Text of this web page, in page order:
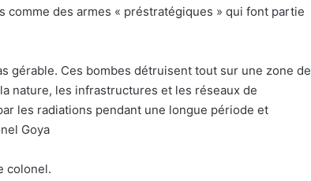
des armes « préstratégiques » qui font partie
gérable. Ces bombes détruisent tout sur une zone de
nature, les infrastructures et les réseaux de
les radiations pendant une longue période et
Goya
colonel.